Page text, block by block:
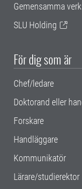
Gemensamma
SLU Holding
För dig som är
Chef/ledare
Doktorand eller
Forskare
Handläggare
Kommunikatör
Lärare/studierektor